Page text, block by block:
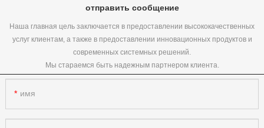
отправить сообщение
Наша главная цель заключается в предоставлении высококачественных
услуг клиентам, а также в предоставлении инновационных продуктов и
современных системных решений.
Мы стараемся быть надежным партнером клиента.
имя